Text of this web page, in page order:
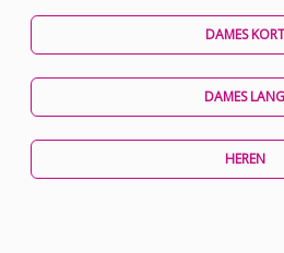
DAMES KORT
DAMES LANG
HEREN